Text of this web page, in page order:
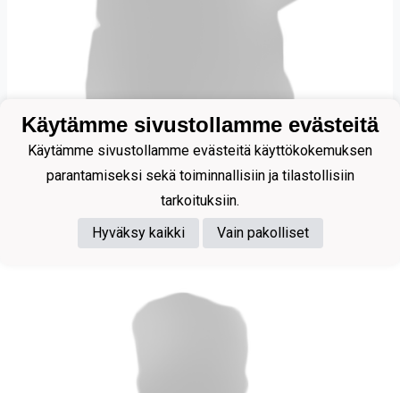
Venäläinen Tatu
Toimihenkilöt
Käytämme sivustollamme evästeitä
Käytämme sivustollamme evästeitä käyttökokemuksen
parantamiseksi sekä toiminnallisiin ja tilastollisiin
tarkoituksiin.
Hyväksy kaikki
Vain pakolliset